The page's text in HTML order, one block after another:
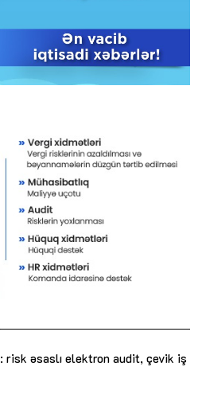
əsaslı elektron audit, çevik iş